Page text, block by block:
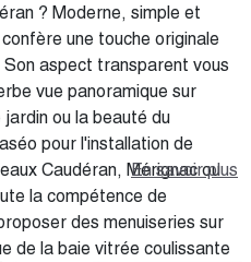
? Moderne, simple et
une touche originale
aspect transparent vous
vue panoramique sur
ou la beauté du
pour l'installation de
Caudéran, Mérignac ou
la compétence de
des menuiseries sur
En savoir plus